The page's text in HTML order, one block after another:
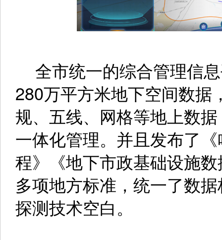
全市统一的综合管理信
280万平方米地下空间数据
规、五线、网格等地上数
一体化管理。并且发布了
程》《地下市政基础设施
多项地方标准，统一了数
探测技术空白。